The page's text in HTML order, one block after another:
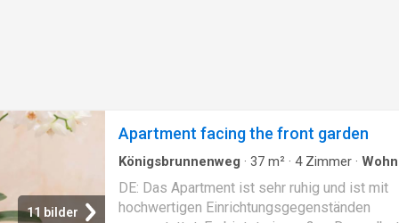
11 bilder
Apartment facing the front garden
Königsbrunnenweg · 37 m² · 4Zimmer ·
DE: Das Apartment ist sehr ruhig und ist mit
hochwertigen Einrichtungsgegenständen